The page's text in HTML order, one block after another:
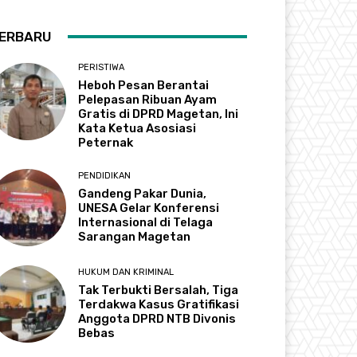
PERISTIWA
Heboh Pesan Berantai
Pelepasan Ribuan Ayam
Gratis di DPRD Magetan, Ini
Kata Ketua Asosiasi
Peternak
PENDIDIKAN
Gandeng Pakar Dunia,
UNESA Gelar Konferensi
Internasional di Telaga
Sarangan Magetan
HUKUM DAN KRIMINAL
Tak Terbukti Bersalah, Tiga
Terdakwa Kasus Gratifikasi
Anggota DPRD NTB Divonis
Bebas